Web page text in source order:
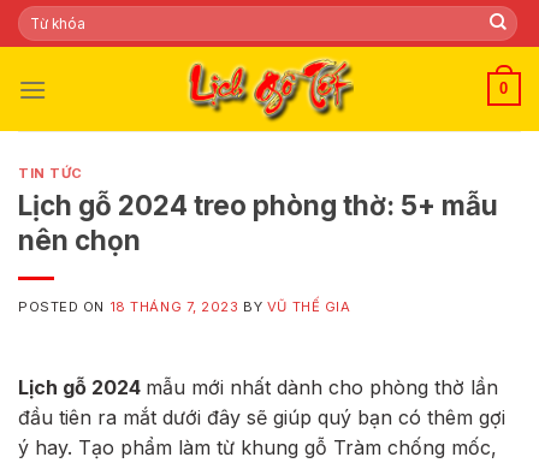
Skip
to
Tìm
kiếm:
0
TIN TỨC
Lịch gỗ 2024 treo phòng thờ: 5+ mẫu
nên chọn
POSTED ON 18 THÁNG 7, 2023 BY VŨ THẾ GIA
Lịch gỗ 2024 mẫu mới nhất dành cho phòng thờ lần
đầu tiên ra mắt dưới đây sẽ giúp quý bạn có thêm gợi
ý hay. Tạo phẩm làm từ khung gỗ Tràm chống mốc,